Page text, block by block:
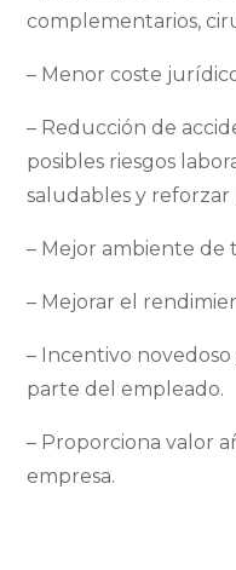
complementarios,
– Menor coste
– Reducción de
posibles riesgos
saludables y reforzar
– Mejor ambiente de
– Mejorar el
– Incentivo
parte del empleado.
– Proporciona valor
empresa.